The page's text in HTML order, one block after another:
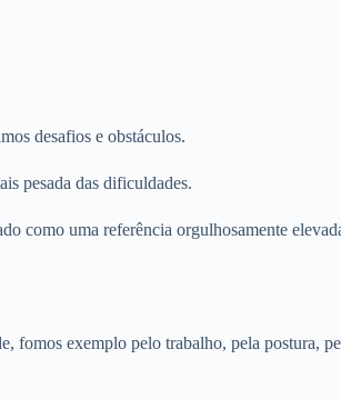
desafios e obstáculos.
pesada das dificuldades.
como uma referência orgulhosamente
fomos exemplo pelo trabalho, pela